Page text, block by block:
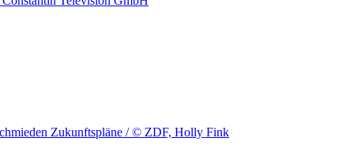
Zukunftspläne / © ZDF, Holly Fink